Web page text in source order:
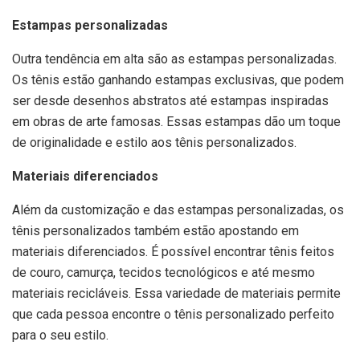
Estampas personalizadas
Outra tendência em alta são as estampas personalizadas.
Os tênis estão ganhando estampas exclusivas, que podem
ser desde desenhos abstratos até estampas inspiradas
em obras de arte famosas. Essas estampas dão um toque
de originalidade e estilo aos tênis personalizados.
Materiais diferenciados
Além da customização e das estampas personalizadas, os
tênis personalizados também estão apostando em
materiais diferenciados. É possível encontrar tênis feitos
de couro, camurça, tecidos tecnológicos e até mesmo
materiais recicláveis. Essa variedade de materiais permite
que cada pessoa encontre o tênis personalizado perfeito
para o seu estilo.